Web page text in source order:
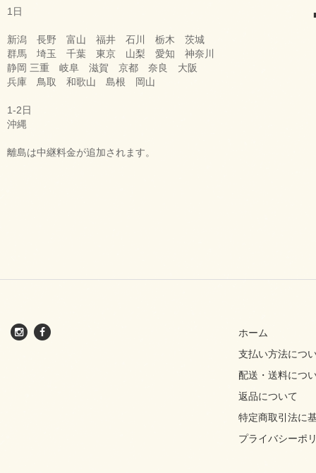
1日
新潟 長野 富山 福井 石川 栃木 茨城
群馬 埼玉 千葉 東京 山梨 愛知 神奈川
静岡 三重 岐阜 滋賀 京都 奈良 大阪
兵庫 鳥取 和歌山 島根 岡山
1-2日
沖縄
離島は中継料金が追加されます。
ホーム
支払い方法につ
配送・送料につ
返品について
特定商取引法に
プライバシーポ